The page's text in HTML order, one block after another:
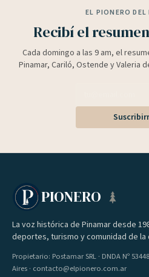
EL PIONERO DEL
Recibí el
Cada domingo a las 9 am, el
Pinamar, Cariló, Ostende y Valeria
PIONERO
La voz histórica de Pinamar desde
deportes, turismo y comunidad de la
Propietario: Postamar SRL · DNDA Nº
Aires · contacto@elpionero.com.ar